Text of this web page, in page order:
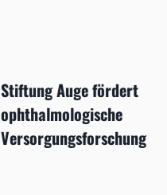
Stiftung Auge fördert
ophthalmologische
Versorgungsforschung